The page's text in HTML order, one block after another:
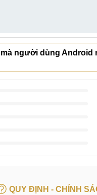
người dùng Android
QUY ĐỊNH - CHÍNH